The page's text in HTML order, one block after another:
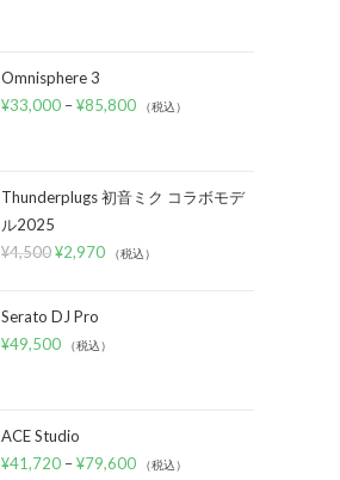
Omnisphere 3
¥33,000 –¥85,800 （税込）
Thunderplugs 初音ミク コラボモデ
ル2025
¥4,500¥2,970 （税込）
Serato DJ Pro
¥49,500 （税込）
ACE Studio
¥41,720 –¥79,600 （税込）